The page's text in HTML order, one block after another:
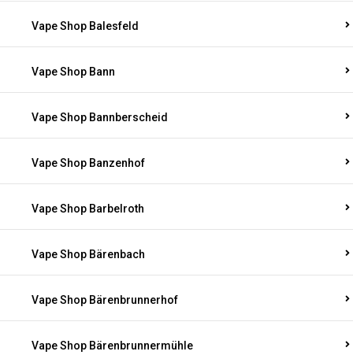
Vape Shop Balesfeld
Vape Shop Bann
Vape Shop Bannberscheid
Vape Shop Banzenhof
Vape Shop Barbelroth
Vape Shop Bärenbach
Vape Shop Bärenbrunnerhof
Vape Shop Bärenbrunnermühle